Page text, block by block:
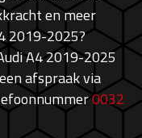
en meer
2019-2025?
A4 2019-2025
afspraak via
0032